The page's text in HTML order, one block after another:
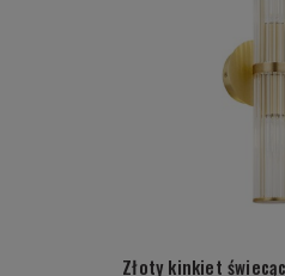
Złoty kinkiet